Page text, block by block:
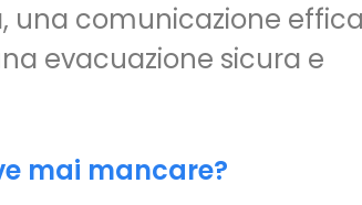
una comunicazione
evacuazione sicura e
mai mancare?